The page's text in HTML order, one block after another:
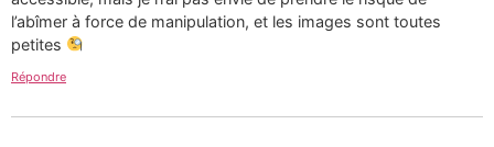
l’abîmer à force de manipulation, et les images sont toutes
petites
Répondre